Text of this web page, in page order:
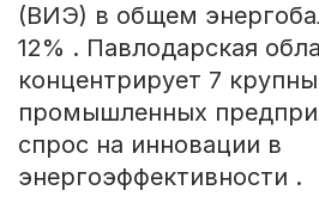
(ВИЭ) в общем
12% . Павлодарская
концентрирует 7
промышленных
спрос на инновации в
энергоэффективности .